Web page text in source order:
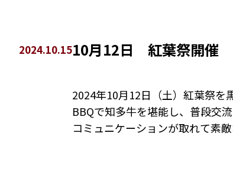
10月12日 紅葉祭開催
2024年10月12日（土）紅葉祭を
BBQで知多牛を堪能し、普段交
コミュニケーションが取れて素
2024.10.15